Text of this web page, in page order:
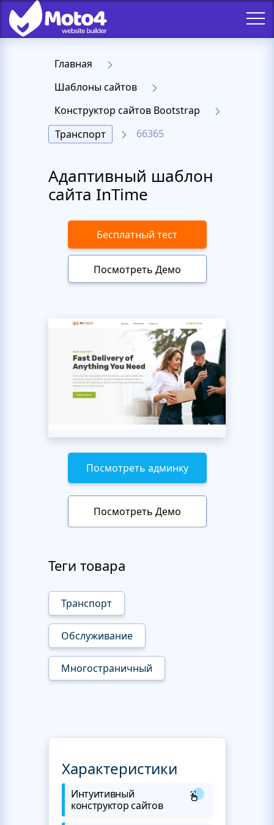
Главная
Шаблоны сайтов
Конструктор сайтов Bootstrap
Транспорт
66365
Адаптивный шаблон
сайта InTime
Бесплатный тест
Посмотреть Демо
Посмотреть админку
Посмотреть Демо
Теги товара
Транспорт
Обслуживание
Многостраничный
Характеристики
Интуитивный
конструктор сайтов